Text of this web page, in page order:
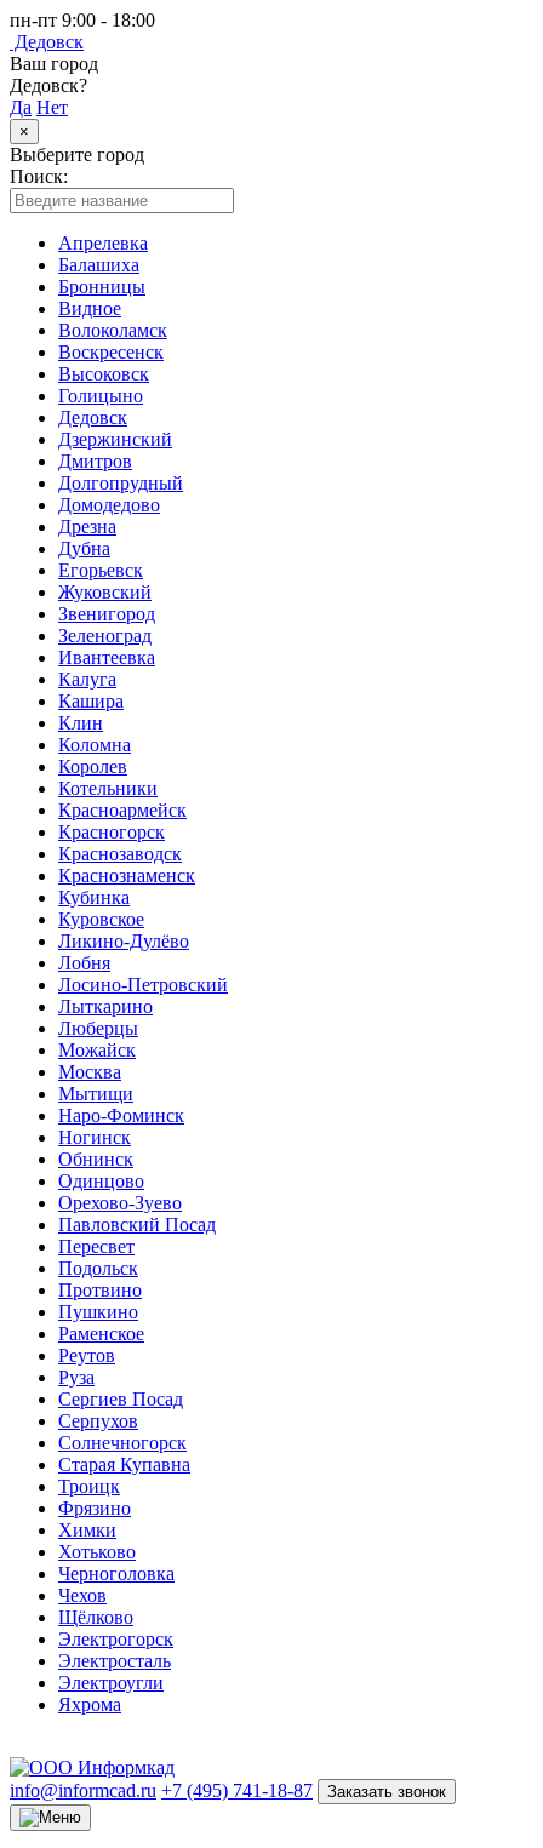
пн-пт 9:00 - 18:00
Дедовск
Ваш город
Дедовск?
Да Нет
×
Выберите город
Поиск:
Апрелевка
Балашиха
Бронницы
Видное
Волоколамск
Воскресенск
Высоковск
Голицыно
Дедовск
Дзержинский
Дмитров
Долгопрудный
Домодедово
Дрезна
Дубна
Егорьевск
Жуковский
Звенигород
Зеленоград
Ивантеевка
Калуга
Кашира
Клин
Коломна
Королев
Котельники
Красноармейск
Красногорск
Краснозаводск
Краснознаменск
Кубинка
Куровское
Ликино-Дулёво
Лобня
Лосино-Петровский
Лыткарино
Люберцы
Можайск
Москва
Мытищи
Наро-Фоминск
Ногинск
Обнинск
Одинцово
Орехово-Зуево
Павловский Посад
Пересвет
Подольск
Протвино
Пушкино
Раменское
Реутов
Руза
Сергиев Посад
Серпухов
Солнечногорск
Старая Купавна
Троицк
Фрязино
Химки
Хотьково
Черноголовка
Чехов
Щёлково
Электрогорск
Электросталь
Электроугли
Яхрома
info@informcad.ru +7 (495) 741-18-87 Заказать звонок